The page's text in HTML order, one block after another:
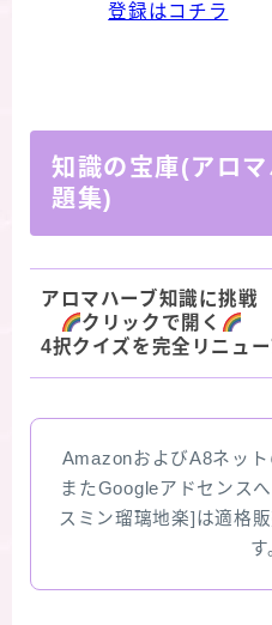
登録はコチラ
知識の宝庫(アロ
題集)
アロマハーブ知識に挑戦
クリックで開く
4択クイズを完全リニュ
AmazonおよびA8ネット
またGoogleアドセンス
スミン瑠璃地楽]は適格
す